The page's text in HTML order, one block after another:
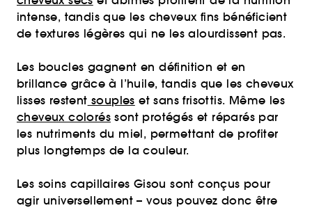
intense, tandis que les cheveux fins bénéficient
de textures légères qui ne les alourdissent pas.
Les boucles gagnent en définition et en
brillance grâce à l’huile, tandis que les cheveux
lisses restent souples et sans frisottis. Même les
cheveux colorés sont protégés et réparés par
les nutriments du miel, permettant de profiter
plus longtemps de la couleur.
Les soins capillaires Gisou sont conçus pour
agir universellement – vous pouvez donc être